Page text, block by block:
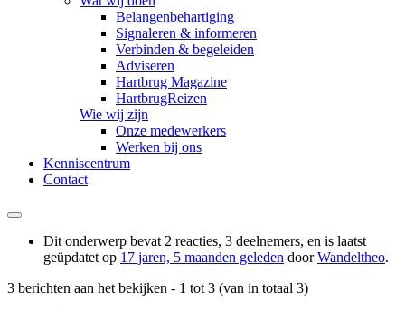
Belangenbehartiging
Signaleren & informeren
Verbinden & begeleiden
Adviseren
Hartbrug Magazine
HartbrugReizen
Wie wij zijn
Onze medewerkers
Werken bij ons
Kenniscentrum
Contact
Dit onderwerp bevat 2 reacties, 3 deelnemers, en is laatst
geüpdatet op 17 jaren, 5 maanden geleden doorWandeltheo.
3 berichten aan het bekijken - 1 tot 3 (van in totaal 3)